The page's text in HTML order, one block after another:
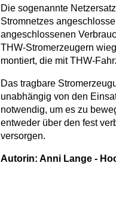
Die sogenannte
Stromnetzes
angeschlossenen
THW-Stromerzeugern
montiert, die mit THW-
Das tragbare
unabhängig von den
notwendig, um es zu
entweder über den fest
versorgen.
Autorin: Anni Lange -